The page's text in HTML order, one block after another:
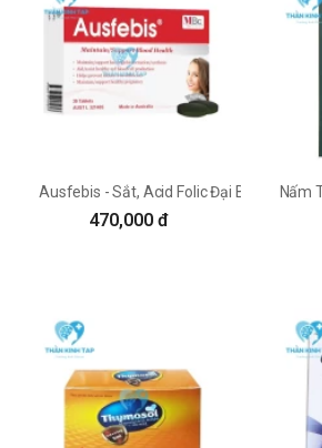
Ausfebis - Sắt, Acid Folic Đại Bắc
470,000 đ
Nấm